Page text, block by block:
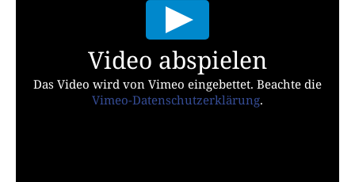
Video abspielen
Das Video wird von Vimeo eingebettet. Beachte die
Vimeo-Datenschutzerklärung.